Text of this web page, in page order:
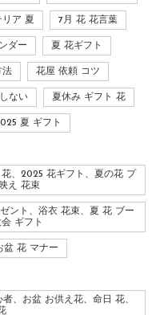
リア 夏 7月 花 花言葉
ダー 夏 花ギフト
法 花屋 依頼 コツ
ない 夏休み ギフト 花
夏 ギフト
、2025 花ギフト、夏の花 プ
え 花束
ント、浴衣 花束、夏 花 ブー
ギフト
盆 花 マナー
、お盆 お供え花、命日 花、